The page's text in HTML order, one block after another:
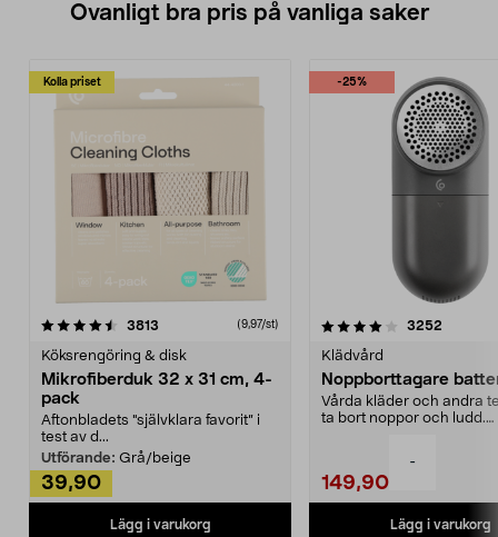
-
Ovanligt bra pris på vanliga saker
Kolla priset
3813 (9,97/st)
Köksrengöring & disk
Mikrofiberduk 32 x 31 cm, 4-
pack
Aftonbladets "självklara favorit” i
test av d...
Utförande: Grå/beige
39,90
Lägg i varukorg
-25%
4.0av 5 stjärnor 3252
Klädvård
Noppborttagare
Vårda kläder och andra
ta bort noppor och ludd.
149,90
Lägg i varukorg
4.5av 5 stjärnor